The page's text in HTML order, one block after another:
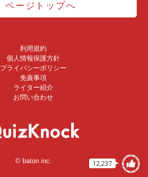
12,237
ページトップへ
利用規約
個人情報保護方針
プライバシーポリシー
免責事項
ライター紹介
お問い合わせ
© baton inc.